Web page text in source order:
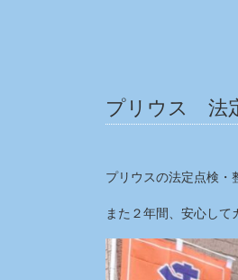
プリウス 法
プリウスの法定点検・
また２年間、安心して